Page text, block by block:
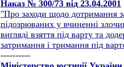
Наказ № 300/73 від 23.04.2001
"Про заходи щодо дотримання
підозрюваних у вчиненні
вигляді взяття під варту та
затримання і тримання під
----------